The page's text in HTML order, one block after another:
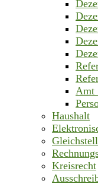
Amt
Haushalt
Kreisrecht